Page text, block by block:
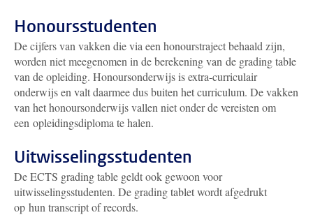
Honoursstudenten
De cijfers van vakken die via een honourstraject behaald zijn,
worden niet meegenomen in de berekening van de grading table
van de opleiding. Honoursonderwijs is extra-curriculair
onderwijs en valt daarmee dus buiten het curriculum. De vakken
van het honoursonderwijs vallen niet onder de vereisten om
een opleidingsdiploma te halen.
Uitwisselingsstudenten
De ECTS grading table geldt ook gewoon voor
uitwisselingsstudenten. De grading tablet wordt afgedrukt
op hun transcript of records.